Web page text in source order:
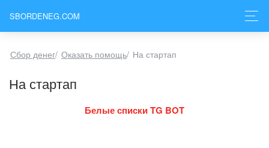
SBORDENEG.COM
Сбор денег/ Оказать помощь/ На стартап
На стартап
Белые списки TG BOT